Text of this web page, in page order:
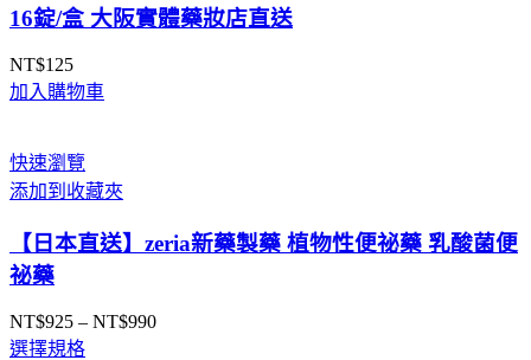
16錠/盒 大阪實體藥妝店直送
NT$125
加入購物車
快速瀏覽
添加到收藏夾
【日本直送】zeria新藥製藥 植物性便祕藥 乳酸菌便
祕藥
NT$925 – NT$990價
選擇規格